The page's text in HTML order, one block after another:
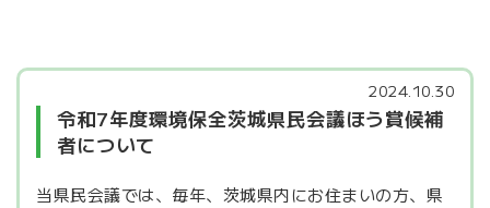
2024.10.30
令和7年度環境保全茨城県民会議ほう賞候補
者について
当県民会議では、毎年、茨城県内にお住まいの方、県